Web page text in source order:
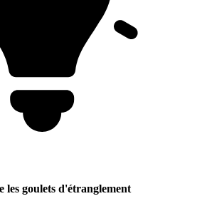
les goulets d'étranglement